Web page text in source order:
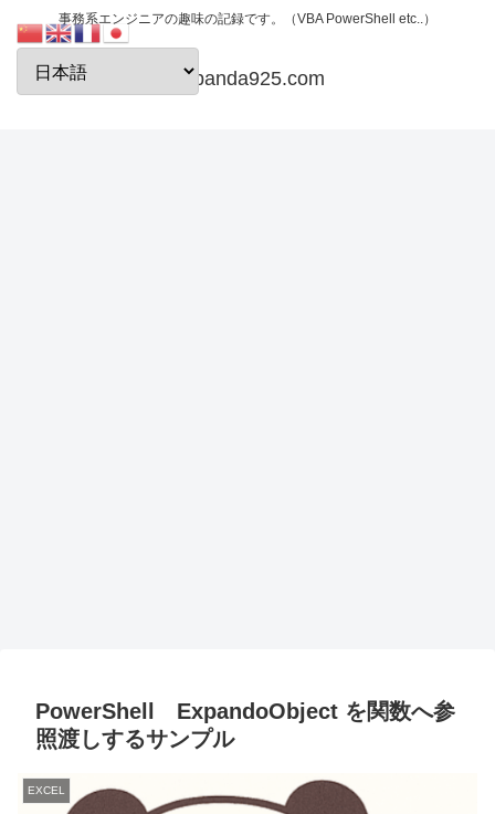
事務系エンジニアの趣味の記録です。（VBA PowerShell etc..）
papanda925.com
PowerShell ExpandoObject を関数へ参
照渡しするサンプル
EXCEL